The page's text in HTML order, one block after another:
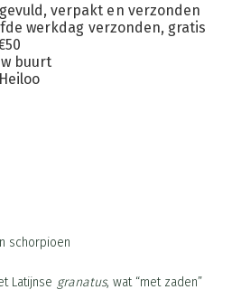
verpakt en verzonden
werkdag verzonden, gratis
buurt
schorpioen
Latijnse granatus, wat “met zaden”